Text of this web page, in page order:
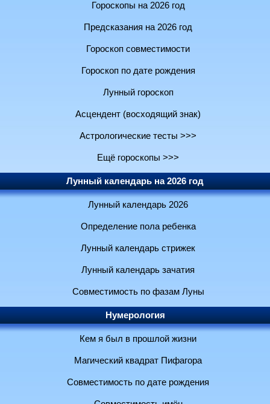
Гороскопы на 2026 год
Предсказания на 2026 год
Гороскоп совместимости
Гороскоп по дате рождения
Лунный гороскоп
Асцендент (восходящий знак)
Астрологические тесты >>>
Ещё гороскопы >>>
Лунный календарь на 2026 год
Лунный календарь 2026
Определение пола ребенка
Лунный календарь стрижек
Лунный календарь зачатия
Совместимость по фазам Луны
Нумерология
Кем я был в прошлой жизни
Магический квадрат Пифагора
Совместимость по дате рождения